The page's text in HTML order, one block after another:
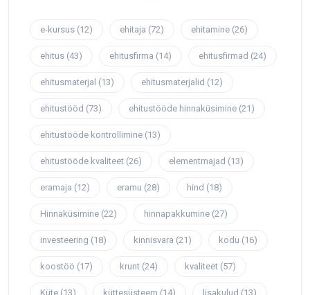
e-kursus (12) ehitaja (72) ehitamine (26)
ehitus (43) ehitusfirma (14) ehitusfirmad (24)
ehitusmaterjal (13) ehitusmaterjalid (12)
ehitustööd (73) ehitustööde hinnaküsimine (21)
ehitustööde kontrollimine (13)
ehitustööde kvaliteet (26) elementmajad (13)
eramaja (12) eramu (28) hind (18)
Hinnaküsimine (22) hinnapakkumine (27)
investeering (18) kinnisvara (21) kodu (16)
koostöö (17) krunt (24) kvaliteet (57)
Küte (13) küttesüsteem (14) lisakulud (13)